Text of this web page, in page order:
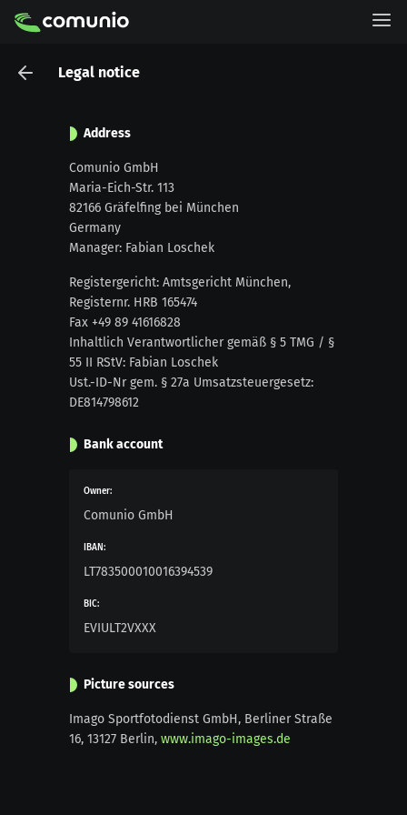
Legal notice
Address
Comunio GmbH
Maria-Eich-Str. 113
82166 Gräfelfing bei München
Germany
Manager: Fabian Loschek
Registergericht: Amtsgericht München,
Registernr. HRB 165474
Fax +49 89 41616828
Inhaltlich Verantwortlicher gemäß § 5 TMG / §
55 II RStV: Fabian Loschek
Ust.-ID-Nr gem. § 27a Umsatzsteuergesetz:
DE814798612
Bank account
Owner:
Comunio GmbH
IBAN:
LT783500010016394539
BIC:
EVIULT2VXXX
Picture sources
Imago Sportfotodienst GmbH, Berliner Straße
16, 13127 Berlin, www.imago-images.de